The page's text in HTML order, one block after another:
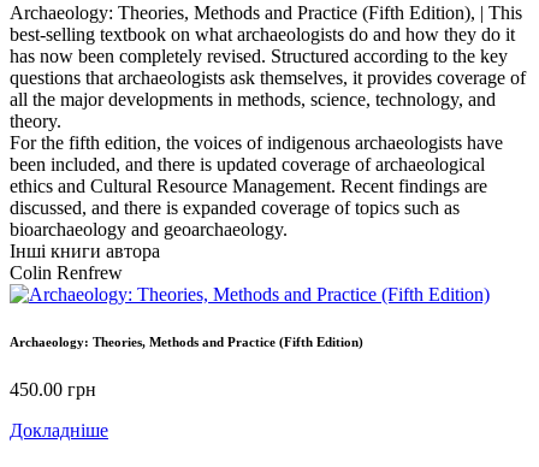
Archaeology: Theories, Methods and Practice (Fifth Edition), | This
best-selling textbook on what archaeologists do and how they do it
has now been completely revised. Structured according to the key
questions that archaeologists ask themselves, it provides coverage of
all the major developments in methods, science, technology, and
theory.
For the fifth edition, the voices of indigenous archaeologists have
been included, and there is updated coverage of archaeological
ethics and Cultural Resource Management. Recent findings are
discussed, and there is expanded coverage of topics such as
bioarchaeology and geoarchaeology.
Інші книги автора
Colin Renfrew
Archaeology: Theories, Methods and Practice (Fifth Edition)
450.00 грн
Докладніше